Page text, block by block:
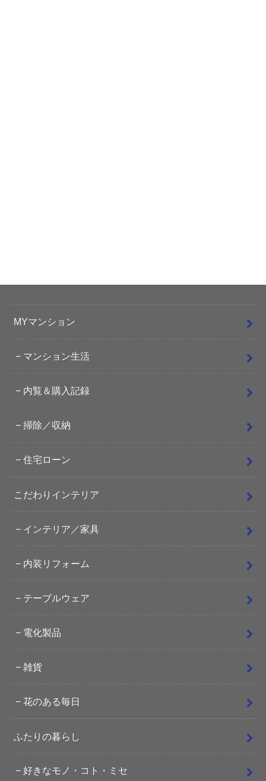
MYマンション
マンション生活
内覧＆購入記録
掃除／収納
住宅ローン
こだわりインテリア
インテリア／家具
内装リフォーム
テーブルウェア
電化製品
雑貨
花のある毎日
ふたりの暮らし
好きなモノ・コト・ミセ